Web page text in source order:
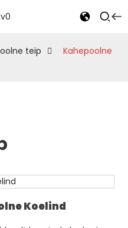
teip
Kahepoolne
Koelind